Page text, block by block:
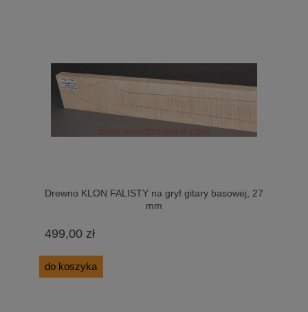
Drewno KLON FALISTY na gryf gitary basowej, 27
mm
499,00 zł
do koszyka